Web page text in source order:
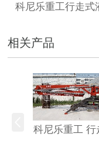
科尼乐重工行走式
相关产品
科尼乐重工 行